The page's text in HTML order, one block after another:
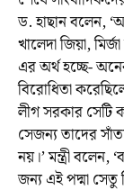
ড. হাছান বলেন,
খালেদা জিয়া,
এর অর্থ হচ্ছে-
বিরোধিতা
লীগ সরকার সেটি
সেজন্য তাদের
নয়।’ মন্ত্রী বলেন,
জন্য এই পদ্মা সেতু